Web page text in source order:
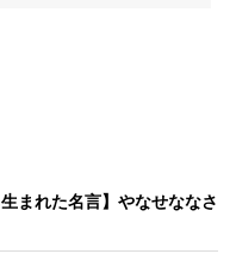
まれた名言】やなせななさ